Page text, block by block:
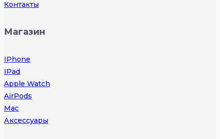
Контакты
Магазин
IPhone
IPad
Apple Watch
AirPods
Mac
Аксессуары